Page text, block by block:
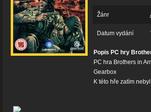
Žánr
Datum vydání
Popis PC hry
PC hra Brothers in
Gearbox
K této hře zatím